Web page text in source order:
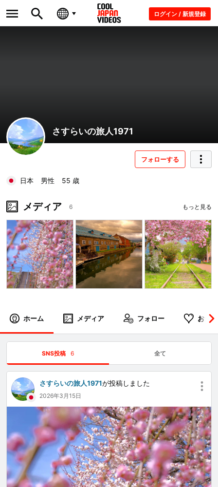
ログイン / 新規登録
さすらいの旅人1971
フォローする
日本 男性 55 歳
メディア 6 もっと見る
ホーム メディア フォロー お気
SNS投稿 6 全て
さすらいの旅人1971が投稿しました
2026年3月15日